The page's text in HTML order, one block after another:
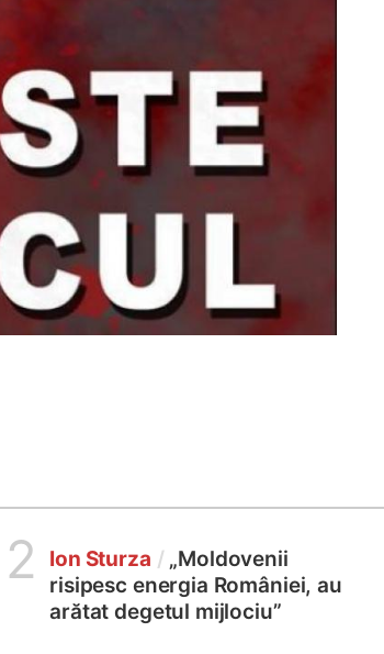
2 Ion Sturza / „Moldovenii
risipesc energia României, au
arătat degetul mijlociu”